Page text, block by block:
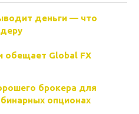
деньги — что
обещает Global FX
брокера для
опционах